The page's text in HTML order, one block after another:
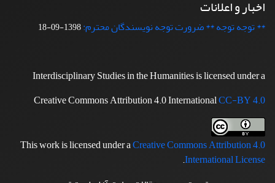
اخبار و اعلانات
** توجه توجه ** ضرورت توجه نویسندگان محترم:1398-09-18
Interdisciplinary Studies in the Humanities is licensed under a
Creative Commons Attribution 4.0 InternationalCC-BY 4.0
This work is licensed under aCreative Commons Attribution 4.0
International License
.